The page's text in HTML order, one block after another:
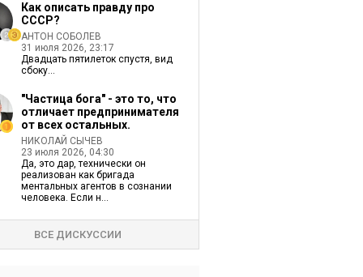
Как описать правду про
СССР?
АНТОН СОБОЛЕВ
31 июля 2026, 23:17
Двадцать пятилеток спустя, вид
сбоку...
"Частица бога" - это то, что
отличает предпринимателя
от всех остальных.
НИКОЛАЙ СЫЧЕВ
23 июля 2026, 04:30
Да, это дар, технически он
реализован как бригада
ментальных агентов в сознании
человека. Если н...
ВСЕ ДИСКУССИИ